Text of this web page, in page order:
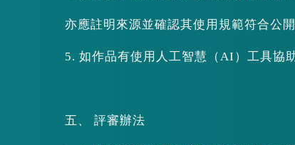
亦應註明來源並確認其使用規範符合公
5. 如作品有使用人工智慧（AI）工具協
五、 評審辦法